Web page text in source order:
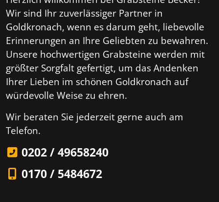
Wir sind Ihr zuverlässiger Partner in
Goldkronach, wenn es darum geht, liebevolle
Erinnerungen an Ihre Geliebten zu bewahren.
Unsere hochwertigen Grabsteine werden mit
größter Sorgfalt gefertigt, um das Andenken
Ihrer Lieben im schönen Goldkronach auf
würdevolle Weise zu ehren.
Wir beraten Sie jederzeit gerne auch am
Telefon.
0202 / 49658240
0170 / 5484672